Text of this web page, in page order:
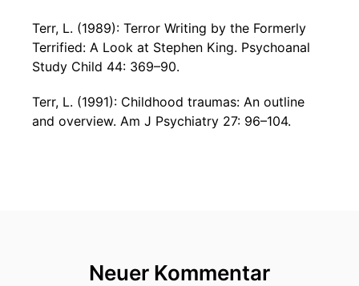
Terr, L. (1989): Terror Writing by the Formerly
Terrified: A Look at Stephen King. Psychoanal
Study Child 44: 369–90.
Terr, L. (1991): Childhood traumas: An outline
and overview. Am J Psychiatry 27: 96–104.
Neuer Kommentar